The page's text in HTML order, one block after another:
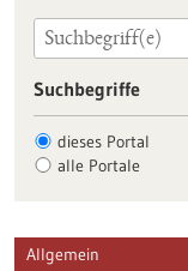
Suchbegriffe
dieses Portal
alle Portale
Allgemein